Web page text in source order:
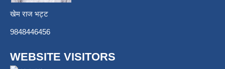
खेम राज भट्ट
9848446456
WEBSITE VISITORS